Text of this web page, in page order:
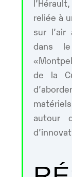
reliée à
sur l’air
dans
de la
autour